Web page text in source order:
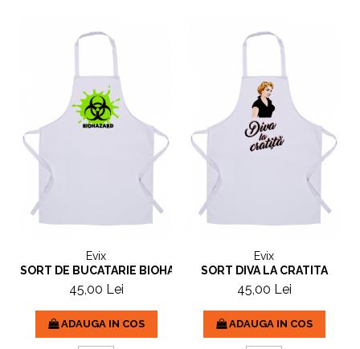
Evix
SORT DE BUCATARIE BIOHAZARD
45,00 Lei
ADAUGA IN COS
Evix
SORT DIVA LA CRATITA
45,00 Lei
ADAUGA IN COS